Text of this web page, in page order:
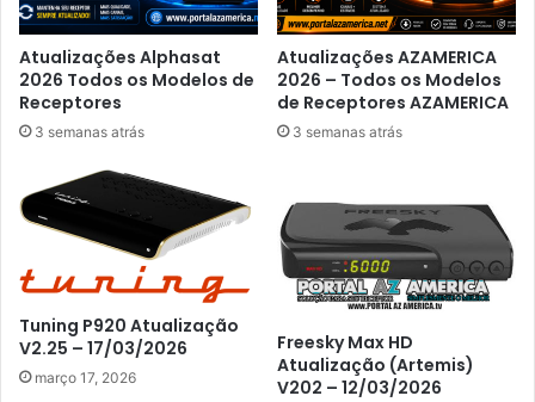
Atualizações Alphasat
2026 Todos os Modelos de
Receptores
3 semanas atrás
Atualizações AZAMERICA
2026 – Todos os Modelos
de Receptores AZAMERICA
3 semanas atrás
Tuning P920 Atualização
V2.25 – 17/03/2026
março 17, 2026
Freesky Max HD
Atualização (Artemis)
V202 – 12/03/2026